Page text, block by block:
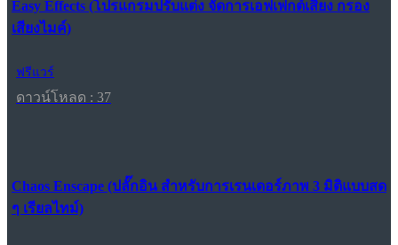
Easy Effects (โปรแกรมปรับแต่ง จัดการเอฟเฟกต์เสียง กรอง
เสียงไมค์)
ฟรีแวร์
ดาวน์โหลด : 37
Chaos Enscape (ปลั๊กอิน สำหรับการเรนเดอร์ภาพ 3 มิติแบบสด
ๆ เรียลไทม์)